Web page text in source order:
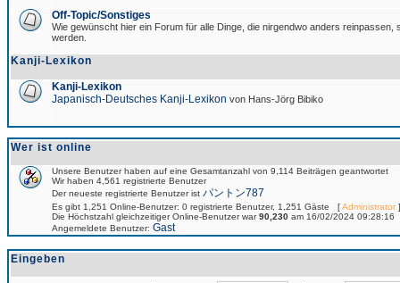
Off-Topic/Sonstiges
Wie gewünscht hier ein Forum für alle Dinge, die nirgendwo anders reinpassen,
werden.
Kanji-Lexikon
Kanji-Lexikon
Japanisch-Deutsches Kanji-Lexikon von Hans-Jörg Bibiko
Wer ist online
Unsere Benutzer haben auf eine Gesamtanzahl von 9,114 Beiträgen geantwortet
Wir haben 4,561 registrierte Benutzer
Der neueste registrierte Benutzer ist パントン787
Es gibt 1,251 Online-Benutzer: 0 registrierte Benutzer, 1,251 Gäste [Administrator
Die Höchstzahl gleichzeitiger Online-Benutzer war90,230 am 16/02/2024 09:28:16
Angemeldete Benutzer: Gast
Eingeben